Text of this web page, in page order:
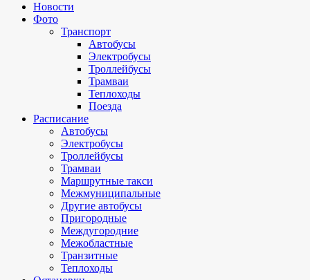
Новости
Фото
Транспорт
Автобусы
Электробусы
Троллейбусы
Трамваи
Теплоходы
Поезда
Расписание
Автобусы
Электробусы
Троллейбусы
Трамваи
Маршрутные такси
Межмуниципальные
Другие автобусы
Пригородные
Междугородние
Межобластные
Транзитные
Теплоходы